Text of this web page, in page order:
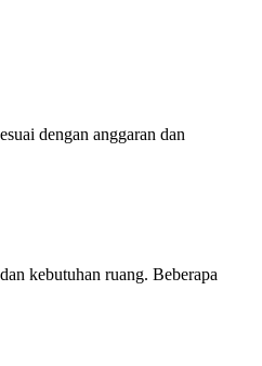
dengan anggaran dan
kebutuhan ruang. Beberapa